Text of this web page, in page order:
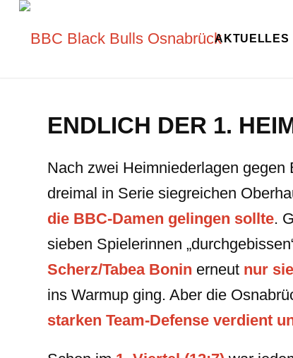
AKTUELLES
ENDLICH DER 1.
Nach zwei Heimniederlagen
dreimal in Serie siegreichen
die BBC-Damen gelingen sollte.
sieben Spielerinnen
Scherz/Tabea Bonin erneut nur
ins Warmup ging. Aber die
starken Team-Defense verdient